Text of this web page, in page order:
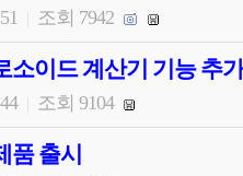
조회 7942
소이드 계산기 기능 추가
조회 9104
품 출시